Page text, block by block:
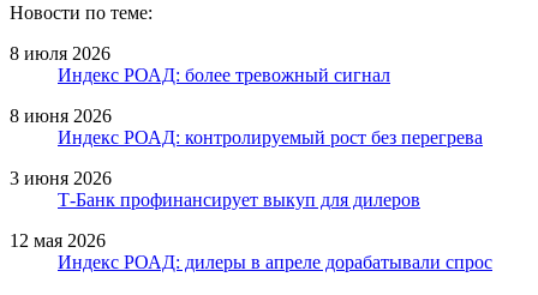
Новости по теме:
8 июля 2026
Индекс РОАД: более тревожный сигнал
8 июня 2026
Индекс РОАД: контролируемый рост без перегрева
3 июня 2026
Т-Банк профинансирует выкуп для дилеров
12 мая 2026
Индекс РОАД: дилеры в апреле дорабатывали спрос